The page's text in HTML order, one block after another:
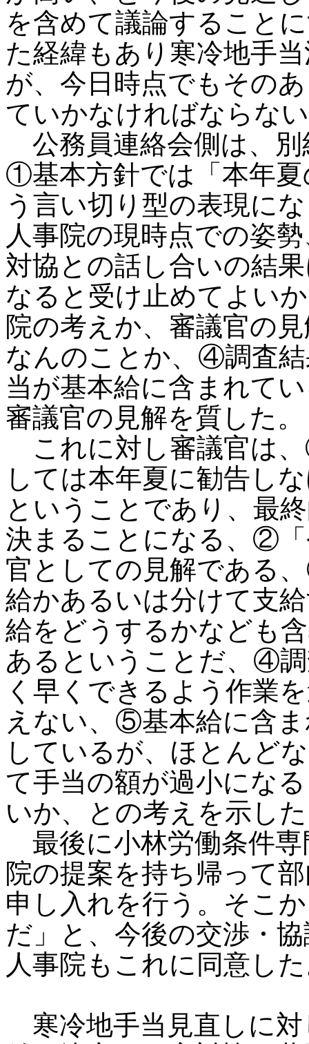
を含めて議論すること
た経緯もあり寒冷地手
が、今日時点でもその
ていかなければならな
公務員連絡会側は、別
①基本方針では「本年
う言い切り型の表現に
人事院の現時点での姿
対協との話し合いの結
なると受け止めてよい
院の考えか、審議官の
なんのことか、④調査
当が基本給に含まれて
審議官の見解を質した。
これに対し審議官は
しては本年夏に勧告し
ということであり、最
決まることになる、②
官としての見解である
給かあるいは分けて支
給をどうするかなども
あるということだ、④
く早くできるよう作業
えない、⑤基本給に含
しているが、ほとんど
て手当の額が過小にな
いか、との考えを示し
最後に小林労働条件専
院の提案を持ち帰って
申し入れを行う。そこ
だ」と、今後の交渉・
人事院もこれに同意し
寒冷地手当見直しに